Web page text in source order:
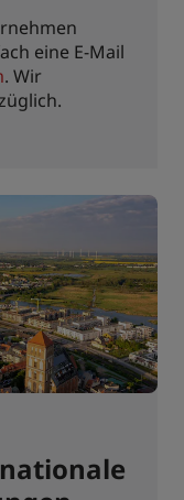
eine E-Mail
. Wir